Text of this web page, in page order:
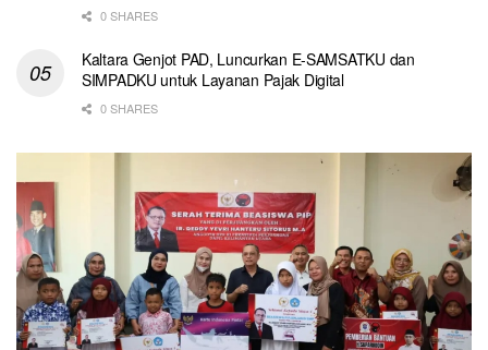
0 SHARES
Kaltara Genjot PAD, Luncurkan E-SAMSATKU dan
SIMPADKU untuk Layanan Pajak Digital
0 SHARES